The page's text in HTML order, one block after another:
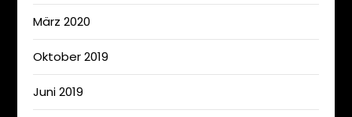
März 2020
Oktober 2019
Juni 2019